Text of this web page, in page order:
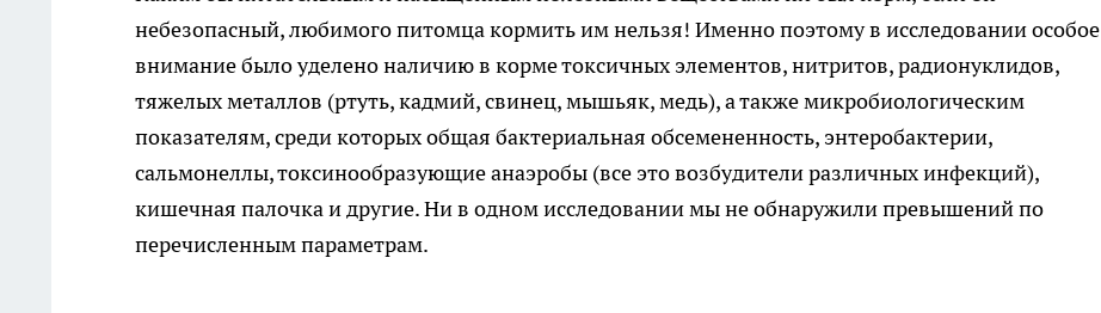
небезопасный, любимого питомца кормить им нельзя! Именно поэтому в исследовании особое
внимание было уделено наличию в корме токсичных элементов, нитритов, радионуклидов,
тяжелых металлов (ртуть, кадмий, свинец, мышьяк, медь), а также микробиологическим
показателям, среди которых общая бактериальная обсемененность, энтеробактерии,
сальмонеллы, токсинообразующие анаэробы (все это возбудители различных инфекций),
кишечная палочка и другие. Ни в одном исследовании мы не обнаружили превышений по
перечисленным параметрам.